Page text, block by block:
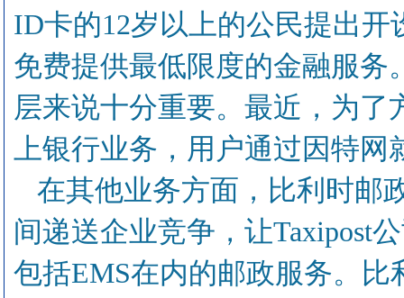
ID卡的12岁以上的公民提出
免费提供最低限度的金融服务
层来说十分重要。最近，为
上银行业务，用户通过因特网
在其他业务方面，比利时邮
间递送企业竞争，让Taxipost
包括EMS在内的邮政服务。